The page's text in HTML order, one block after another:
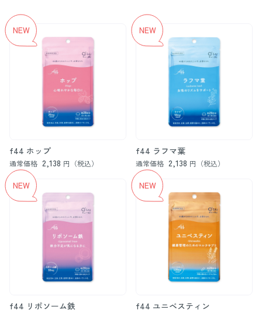
f44 ホップ
通常価格 2,138 円（税込）
f44 ラフマ葉
通常価格 2,138 円（税込）
f44 リポソーム鉄 f44 ユニベスティン